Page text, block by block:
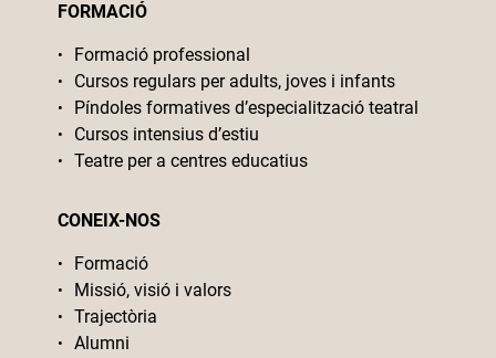
FORMACIÓ
Formació professional
Cursos regulars per adults, joves i infants
Píndoles formatives d’especialització teatral
Cursos intensius d’estiu
Teatre per a centres educatius
CONEIX-NOS
Formació
Missió, visió i valors
Trajectòria
Alumni